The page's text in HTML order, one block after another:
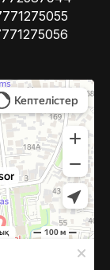
в Алматы